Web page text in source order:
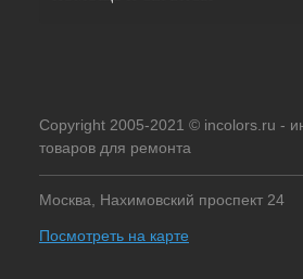
Copyright 2005-2021 © incolors.ru -
товаров для ремонта
Москва, Нахимовский проспект 24
Посмотреть на карте